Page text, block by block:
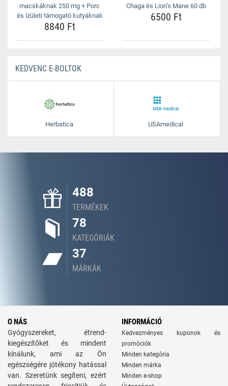
macskáknak 250 mg + Porc
és ízületi támogató kutyáknak
8840 Ft
Chaga és Lion’s Mane 60 db
6500 Ft
KEDVENC E-BOLTOK
Herbatica USAmedical
488
TERMÉKEK
78
KATEGÓRIÁK
37
MÁRKÁK
O NÁS
Gyógyszereket, étrend-
kiegészítőket és mindent
kínálunk, ami az Ön
egészségére jótékony hatással
van. Szeretünk segíteni, ezért
INFORMÁCIÓ
Kedvezményes kuponok és
promóciók
Minden kategória
Minden márka
Minden e-shop